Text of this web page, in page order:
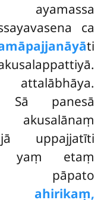
ca
ti
panesā
uppajjatīti
yaṃ etaṃ
pāpato
ahirikaṃ,